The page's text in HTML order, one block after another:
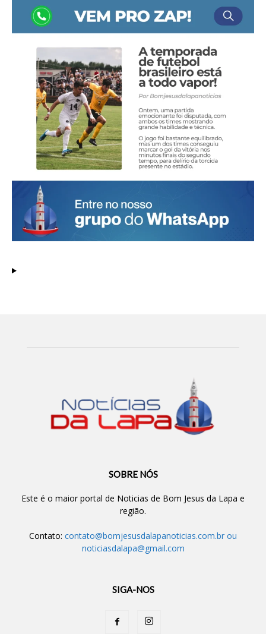
SOBRE NÓS
Este é o maior portal de Noticias de Bom Jesus da Lapa e
região.
Contato: contato@bomjesusdalapanoticias.com.br ou
noticiasdalapa@gmail.com
SIGA-NOS